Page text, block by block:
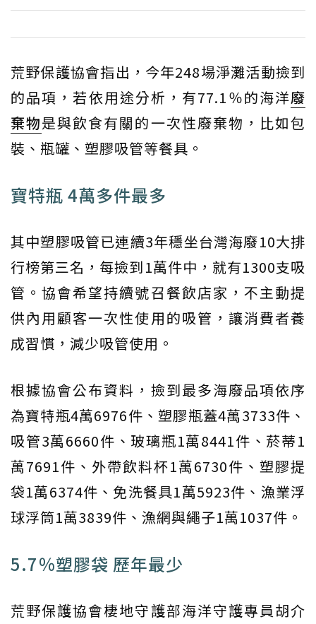
荒野保護協會指出，今年248場淨灘活動撿到
的品項，若依用途分析，有77.1％的海洋廢
棄物是與飲食有關的一次性廢棄物，比如包
裝、瓶罐、塑膠吸管等餐具。
寶特瓶 4萬多件最多
其中塑膠吸管已連續3年穩坐台灣海廢10大排
行榜第三名，每撿到1萬件中，就有1300支吸
管。協會希望持續號召餐飲店家，不主動提
供內用顧客一次性使用的吸管，讓消費者養
成習慣，減少吸管使用。
根據協會公布資料，撿到最多海廢品項依序
為寶特瓶4萬6976件、塑膠瓶蓋4萬3733件、
吸管3萬6660件、玻璃瓶1萬8441件、菸蒂1
萬7691件、外帶飲料杯1萬6730件、塑膠提
袋1萬6374件、免洗餐具1萬5923件、漁業浮
球浮筒1萬3839件、漁網與繩子1萬1037件。
5.7％塑膠袋 歷年最少
荒野保護協會棲地守護部海洋守護專員胡介